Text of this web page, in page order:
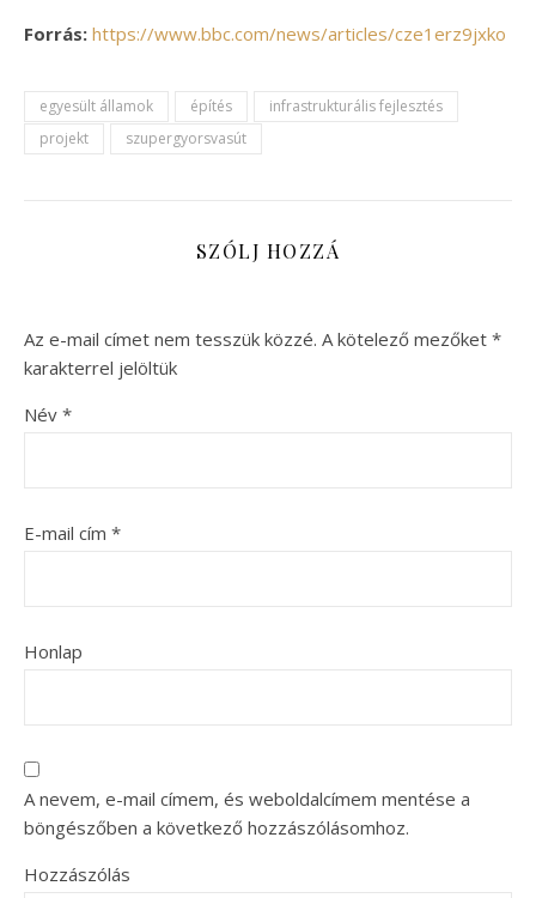
Forrás: https://www.bbc.com/news/articles/cze1erz9jxko
egyesült államok építés
infrastrukturális fejlesztés
projekt
szupergyorsvasút
SZÓLJ HOZZÁ
Az e-mail címet nem tesszük közzé. A kötelező mezőket *
karakterrel jelöltük
Név *
E-mail cím *
Honlap
A nevem, e-mail címem, és weboldalcímem mentése a
böngészőben a következő hozzászólásomhoz.
Hozzászólás